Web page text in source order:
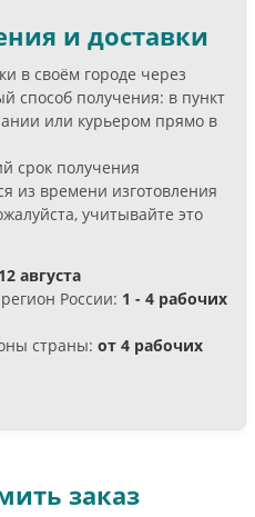
и доставки
в своём городе через
способ получения: в пункт
или курьером прямо в
срок получения
из времени изготовления
учитывайте это
августа
России: 1 - 4 рабочих
страны: от 4 рабочих
заказ